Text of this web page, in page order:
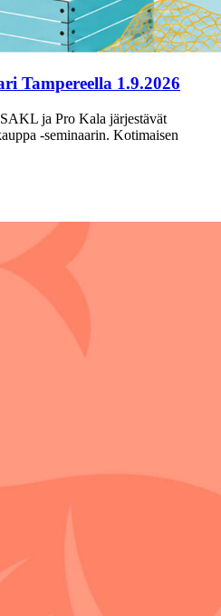
Tampereella 1.9.2026
ja Pro Kala järjestävät
-seminaarin. Kotimaisen